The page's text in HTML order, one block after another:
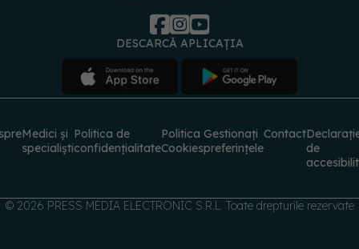
Medici și Politica de
Politica Gestionați Contact
© 2026 PRESS MEDIA ELECTRONIC S.R.L. Toate drepturile rezervate